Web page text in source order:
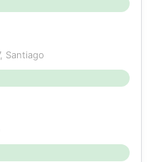
Santiago